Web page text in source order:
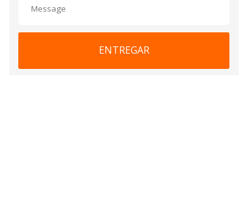
ENTREGAR